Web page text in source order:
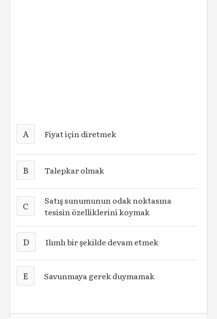
A Fiyat için diretmek
B Talepkar olmak
C
Satış sunumunun odak noktasına
tesisin özelliklerini koymak
D Ilımlı bir şekilde devam etmek
E Savunmaya gerek duymamak